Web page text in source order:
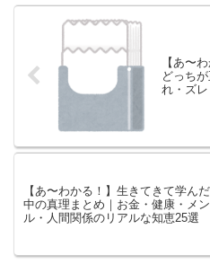
た人の体験談まで、判断基準18
選を紹介します。
【あ〜
どっち
れ・ズ
【あ〜わかる！】生きてきて学ん
中の真理まとめ｜お金・健康・メ
ル・人間関係のリアルな知恵25選